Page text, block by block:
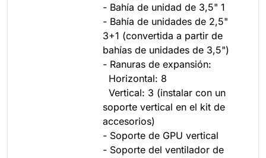
- Bahía de unidad de 3,5" 1
- Bahía de unidades de 2,5"
3+1 (convertida a partir de
bahías de unidades de 3,5")
- Ranuras de expansión:
Horizontal: 8
Vertical: 3 (instalar con un
soporte vertical en el kit de
accesorios)
- Soporte de GPU vertical
- Soporte del ventilador de